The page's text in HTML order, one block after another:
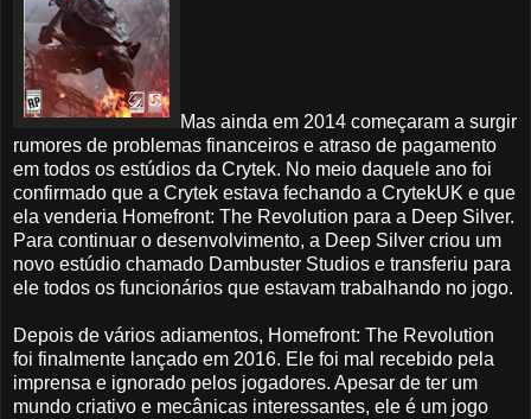
Mas ainda em 2014 começaram a surgir
rumores de problemas financeiros e atraso de pagamento
em todos os estúdios da Crytek. No meio daquele ano foi
confirmado que a Crytek estava fechando a CrytekUK e que
ela venderia Homefront: The Revolution para a Deep Silver.
Para continuar o desenvolvimento, a Deep Silver criou um
novo estúdio chamado Dambuster Studios e transferiu para
ele todos os funcionários que estavam trabalhando no jogo.
Depois de vários adiamentos, Homefront: The Revolution
foi finalmente lançado em 2016. Ele foi mal recebido pela
imprensa e ignorado pelos jogadores. Apesar de ter um
mundo criativo e mecânicas interessantes, ele é um jogo